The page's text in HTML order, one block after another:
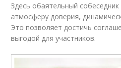
Здесь обаятельный
атмосферу доверия,
Это позволяет достичь
выгодой для участников.